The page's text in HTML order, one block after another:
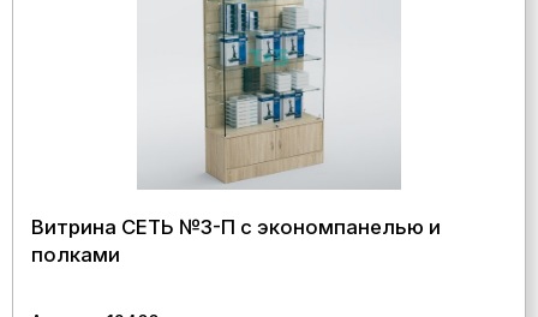
Витрина СЕТЬ №3-П с экономпанелью и
полками